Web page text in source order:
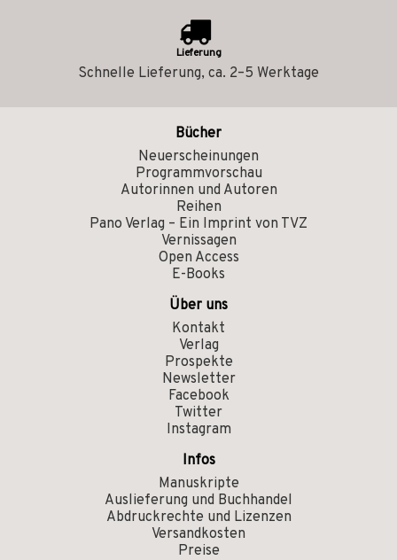
Lieferung
Schnelle Lieferung, ca. 2–5 Werktage
Bücher
Neuerscheinungen
Programmvorschau
Autorinnen und Autoren
Reihen
Pano Verlag – Ein Imprint von TVZ
Vernissagen
Open Access
E-Books
Über uns
Kontakt
Verlag
Prospekte
Newsletter
Facebook
Twitter
Instagram
Infos
Manuskripte
Auslieferung und Buchhandel
Abdruckrechte und Lizenzen
Versandkosten
Preise